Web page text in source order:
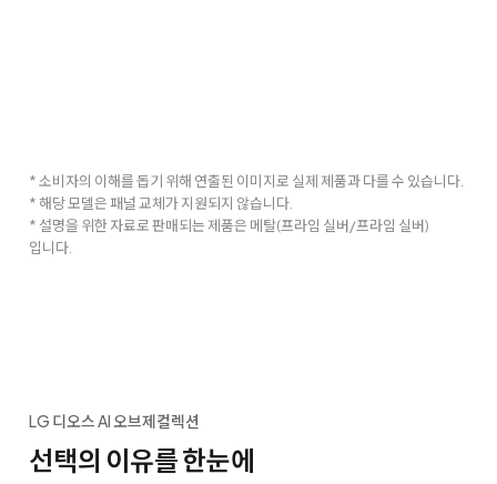
* 소비자의 이해를 돕기 위해 연출된 이미지로 실제 제품과 다를 수 있습니다.
* 해당 모델은 패널 교체가 지원되지 않습니다.
* 설명을 위한 자료로 판매되는 제품은 메탈(프라임 실버/프라임 실버)
입니다.
LG 디오스 AI 오브제컬렉션
선택의 이유를 한눈에